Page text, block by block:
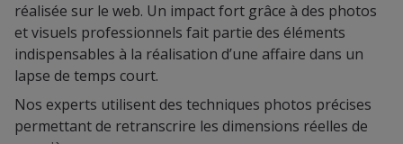
réalisée sur le web. Un impact fort grâce à des photos
et visuels professionnels fait partie des éléments
indispensables à la réalisation d’une affaire dans un
lapse de temps court.
Nos experts utilisent des techniques photos précises
permettant de retranscrire les dimensions réelles de